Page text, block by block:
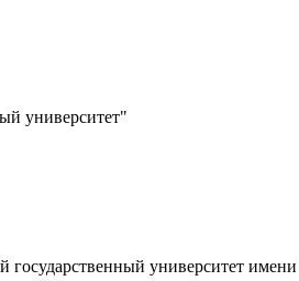
университет"
государственный университет